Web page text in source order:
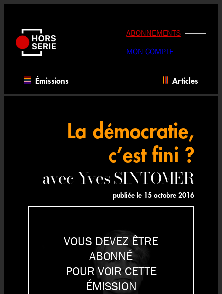
contenu
ABONNEMENTS
MON COMPTE
Émissions Articles
La démocratie,
c’est fini ?
avec Yves SINTOMER
publiée le 15 octobre 2016
VOUS DEVEZ ÊTRE
ABONNÉ
POUR VOIR CETTE
ÉMISSION